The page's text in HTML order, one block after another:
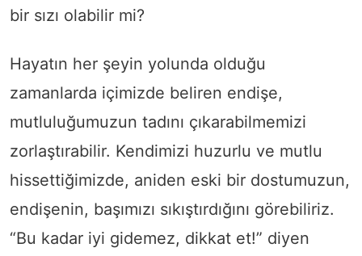
bir sızı olabilir mi?
Hayatın her şeyin yolunda olduğu
zamanlarda içimizde beliren endişe,
mutluluğumuzun tadını çıkarabilmemizi
zorlaştırabilir. Kendimizi huzurlu ve mutlu
hissettiğimizde, aniden eski bir dostumuzun,
endişenin, başımızı sıkıştırdığını görebiliriz.
“Bu kadar iyi gidemez, dikkat et!” diyen